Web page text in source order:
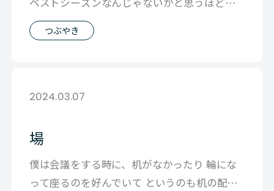
い天気すぎて 今朝の通勤時には思わず別
つぶやき
2024.03.07
場
僕は会議をする時に、机がなかったり 輪にな
って座るのを好んでいて というのも机の配置